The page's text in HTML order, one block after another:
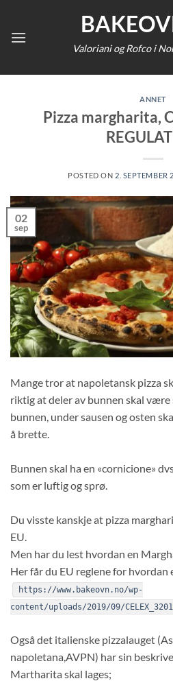
content
Valoriani og Rofco i
ANNET
Pizza margharita,
POSTED ON 2. SEPTEMBER
02
sep
Mange tror at napoletansk pizza
riktig at deler av bunnen skal
bunnen, under sausen og osten
å brette.
Bunnen skal ha en «cornicione»
som er luftig og sprø.
Du visste kanskje at pizza
EU.
Men har du lest hvordan en
Her får du EU reglene for hvordan
https://www.bakeovn.no/wp-
content/uploads/2019/09/
Også det italienske pizzalauget
napoletana,AVPN) har sin
Martharita skal lages;